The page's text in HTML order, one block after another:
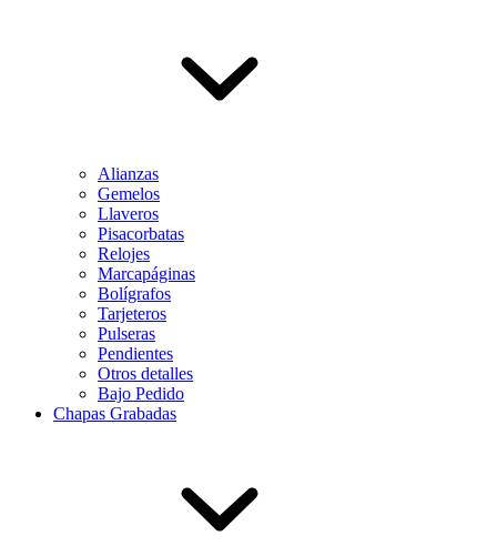
Alianzas
Gemelos
Llaveros
Pisacorbatas
Relojes
Marcapáginas
Bolígrafos
Tarjeteros
Pulseras
Pendientes
Otros detalles
Bajo Pedido
Chapas Grabadas